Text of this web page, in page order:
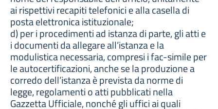
ai rispettivi recapiti telefonici e alla casella di
posta elettronica istituzionale;
d) per i procedimenti ad istanza di parte, gli atti e
i documenti da allegare all’istanza e la
modulistica necessaria, compresi i fac-simile per
le autocertificazioni, anche se la produzione a
corredo dell’istanza è prevista da norme di
legge, regolamenti o atti pubblicati nella
Gazzetta Ufficiale, nonché gli uffici ai quali